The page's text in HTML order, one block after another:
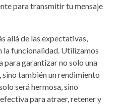
para transmitir tu mensaje
allá de las expectativas,
la funcionalidad. Utilizamos
para garantizar no solo una
también un rendimiento
será hermosa, sino
para atraer, retener y